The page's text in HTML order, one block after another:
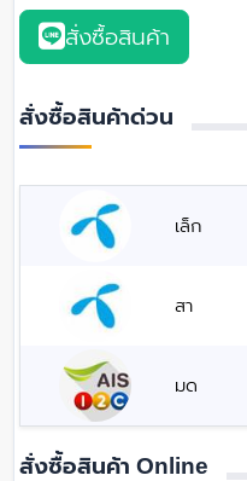
สั่งซื้อสินค้า
สั่งซื้อสินค้าด่วน
เล็ก
สา
มด
สั่งซื้อสินค้า Online